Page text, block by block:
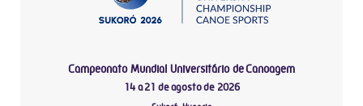
Campeonato Mundial Universitário de Canoagem
14 a 21 de agosto de 2026